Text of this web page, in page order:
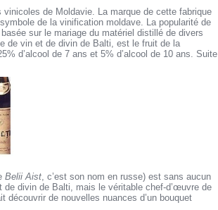
de Moldavie. La marque de cette fabrique
de la vinification moldave. La popularité de
sur le mariage du matériel distillé de divers
de vin et de divin de Balti, est le fruit de la
d’alcool de 7 ans et 5% d’alcool de 10 ans. Suite
Belii Aist, c’est son nom en russe) est sans aucun
divin de Balti, mais le véritable chef-d’œuvre de
de nouvelles nuances d’un bouquet